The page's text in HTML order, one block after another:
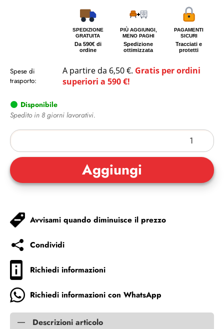
SPEDIZIONE
GRATUITA
Da 590€ di
ordine
PIÙ AGGIUNGI,
MENO PAGHI
Spedizione
ottimizzata
PAGAMENTI
SICURI
Tracciati e
protetti
Spese di
trasporto:
A partire da 6,50 €. Gratis per ordini
superiori a 590 €!
Disponibile
Spedito in 8 giorni lavorativi.
Avvisami quando diminuisce il prezzo
Condividi
Richiedi informazioni
Richiedi informazioni con WhatsApp
Descrizioni articolo